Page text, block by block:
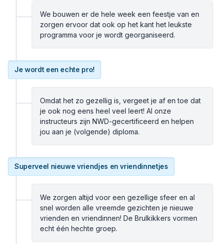
We bouwen er de hele week een feestje van en
zorgen ervoor dat ook op het kant het leukste
programma voor je wordt georganiseerd.
Je wordt een echte pro!
Omdat het zo gezellig is, vergeet je af en toe dat
je ook nog eens heel veel leert! Al onze
instructeurs zijn NWD-gecertificeerd en helpen
jou aan je (volgende) diploma.
Superveel nieuwe vriendjes en vriendinnetjes
We zorgen altijd voor een gezellige sfeer en al
snel worden alle vreemde gezichten je nieuwe
vrienden en vriendinnen! De Brulkikkers vormen
echt één hechte groep.